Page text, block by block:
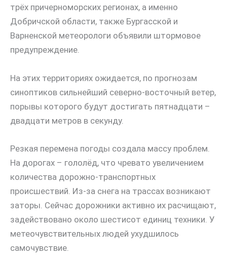
трёх причерноморских регионах, а именно
Добричской области, также Бургасской и
Варненской метеорологи объявили штормовое
предупреждение.
На этих территориях ожидается, по прогнозам
синоптиков сильнейший северно-восточный ветер,
порывы которого будут достигать пятнадцати –
двадцати метров в секунду.
Резкая перемена погоды создала массу проблем.
На дорогах – гололёд, что чревато увеличением
количества дорожно-транспортных
происшествий. Из-за снега на трассах возникают
заторы. Сейчас дорожники активно их расчищают,
задействовано около шестисот единиц техники. У
метеочувствительных людей ухудшилось
самочувствие.